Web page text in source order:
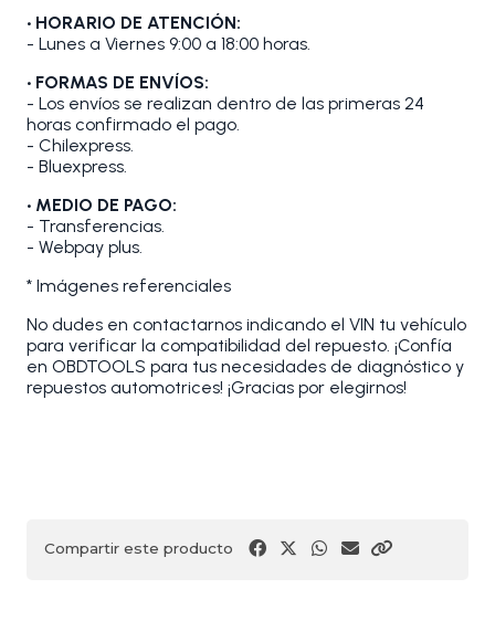
• HORARIO DE ATENCIÓN:
- Lunes a Viernes 9:00 a 18:00 horas.
• FORMAS DE ENVÍOS:
- Los envíos se realizan dentro de las primeras 24
horas confirmado el pago.
- Chilexpress.
- Bluexpress.
• MEDIO DE PAGO:
- Transferencias.
- Webpay plus.
* Imágenes referenciales
No dudes en contactarnos indicando el VIN tu vehículo
para verificar la compatibilidad del repuesto. ¡Confía
en OBDTOOLS para tus necesidades de diagnóstico y
repuestos automotrices! ¡Gracias por elegirnos!
Compartir este producto